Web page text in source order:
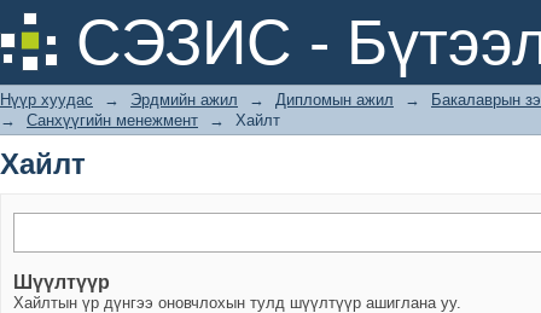
СЭЗИС -
Хайлт
Нүүр хуудас → Эрдмийн ажил → Дипломын ажил →
Бакалаврын
→
Санхүүгийн менежмент → Хайлт
Хайлт
Шүүлтүүр
Хайлтын үр дүнгээ оновчлохын тулд шүүлтүүр ашиглана уу.